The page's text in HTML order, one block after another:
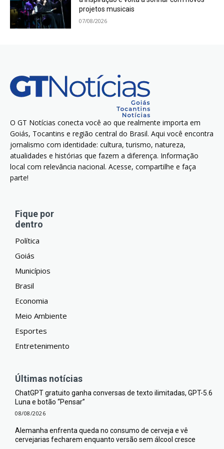
projetos musicais
07/08/2026
O GT Notícias conecta você ao que realmente importa em
Goiás, Tocantins e região central do Brasil. Aqui você encontra
jornalismo com identidade: cultura, turismo, natureza,
atualidades e histórias que fazem a diferença. Informação
local com relevância nacional. Acesse, compartilhe e faça
parte!
Fique por
dentro
Política
Goiás
Municípios
Brasil
Economia
Meio Ambiente
Esportes
Entretenimento
Últimas notícias
ChatGPT gratuito ganha conversas de texto ilimitadas, GPT-5.6
Luna e botão “Pensar”
08/08/2026
Alemanha enfrenta queda no consumo de cerveja e vê
cervejarias fecharem enquanto versão sem álcool cresce